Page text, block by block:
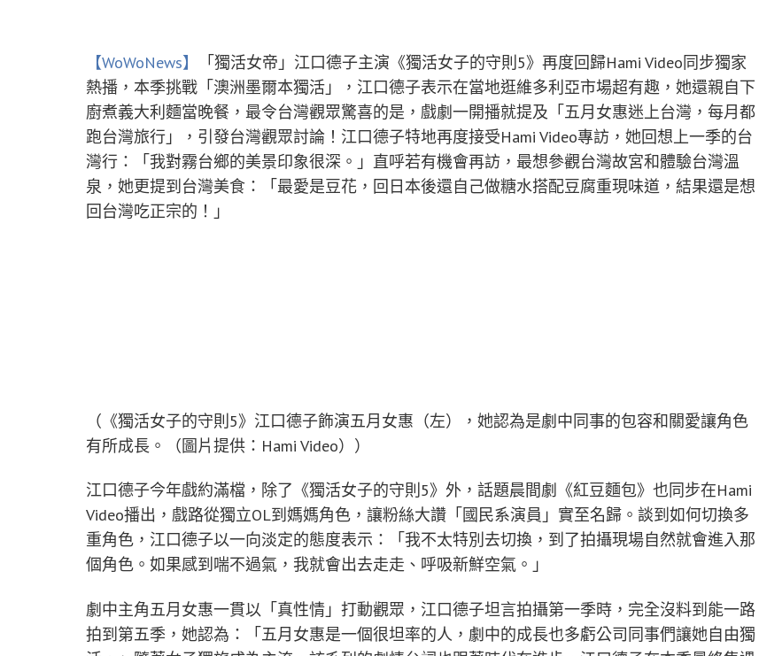
【WoWoNews】
「獨活女帝」江口德子主演《獨活女子的守則5》再度回歸Hami Video同步獨家
熱播，本季挑戰「澳洲墨爾本獨活」，江口德子表示在當地逛維多利亞市場超有趣，她還親自下
廚煮義大利麵當晚餐，最令台灣觀眾驚喜的是，戲劇一開播就提及「五月女惠迷上台灣，每月都
跑台灣旅行」，引發台灣觀眾討論！江口德子特地再度接受Hami Video專訪，她回想上一季的台
灣行：「我對霧台鄉的美景印象很深。」直呼若有機會再訪，最想參觀台灣故宮和體驗台灣溫
泉，她更提到台灣美食：「最愛是豆花，回日本後還自己做糖水搭配豆腐重現味道，結果還是想
回台灣吃正宗的！」
（《獨活女子的守則5》江口德子飾演五月女惠（左），她認為是劇中同事的包容和關愛讓角色
有所成長。（圖片提供：Hami Video））
江口德子今年戲約滿檔，除了《獨活女子的守則5》外，話題晨間劇《紅豆麵包》也同步在Hami
Video播出，戲路從獨立OL到媽媽角色，讓粉絲大讚「國民系演員」實至名歸。談到如何切換多
重角色，江口德子以一向淡定的態度表示：「我不太特別去切換，到了拍攝現場自然就會進入那
個角色。如果感到喘不過氣，我就會出去走走、呼吸新鮮空氣。」
劇中主角五月女惠一貫以「真性情」打動觀眾，江口德子坦言拍攝第一季時，完全沒料到能一路
拍到第五季，她認為：「五月女惠是一個很坦率的人，劇中的成長也多虧公司同事們讓她自由獨